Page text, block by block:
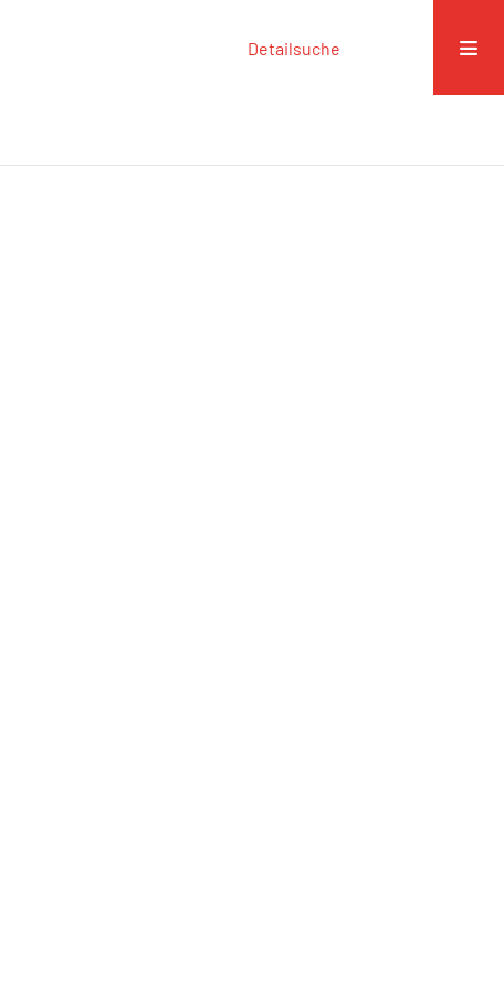
Detailsuche